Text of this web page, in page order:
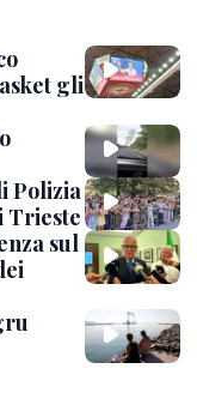
gli
Polizia
Trieste
sul